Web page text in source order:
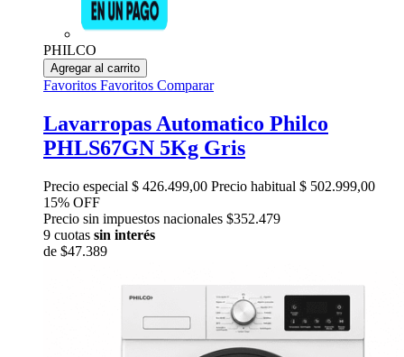
PHILCO
Agregar al carrito
Favoritos Favoritos Comparar
Lavarropas Automatico Philco
PHLS67GN 5Kg Gris
Precio especial $ 426.499,00 Precio habitual $ 502.999,00
15% OFF
Precio sin impuestos nacionales $352.479
9 cuotas sin interés
de $47.389